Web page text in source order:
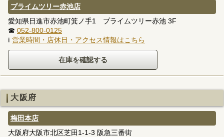
プライムツリー赤池店
愛知県日進市赤池町箕ノ手1 プライムツリー赤池 3F
☎ 052-800-0125
ℹ 営業時間・店休日・アクセス情報はこちら
大阪府
梅田本店
大阪府大阪市北区芝田1-1-3 阪急三番街